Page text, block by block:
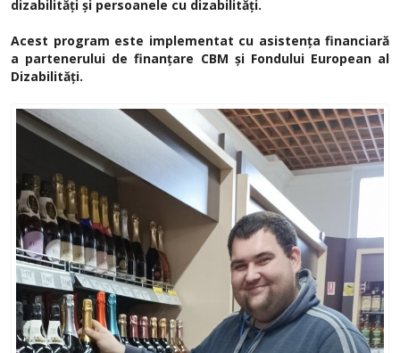
dizabilități și persoanele cu dizabilități.
Acest program este implementat cu asistența financiară
a partenerului de finanțare CBM și Fondului European al
Dizabilități.